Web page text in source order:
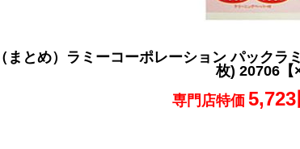
（まとめ）ラミーコーポレーション パック
枚) 20706【
専門店特価 5,723